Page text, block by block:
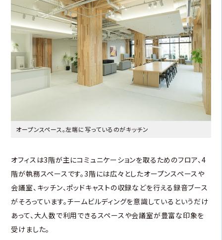
オープンスペース。左端に写っているのがキッチン
オフィスは3階が主にコミュニケーションを取るためのフロア、4
階が執務スペースです。3階には広々としたオープンスペースや
会議室、キッチン、ポッドキャストの収録などを行える録音ブース
がそろっています。チームビルディングを意識しているというだけ
あって、大人数で利用できるスペースや会議室が豊富な印象を
受けました。